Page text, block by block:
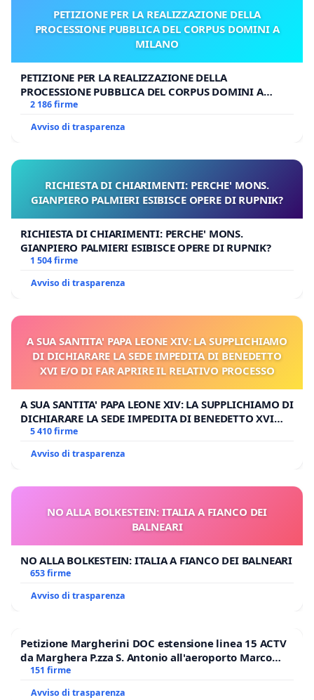
PETIZIONE PER LA REALIZZAZIONE DELLA
PROCESSIONE PUBBLICA DEL CORPUS DOMINI A
MILANO
PETIZIONE PER LA REALIZZAZIONE DELLA
PROCESSIONE PUBBLICA DEL CORPUS DOMINI A
MILANO
2 186 firme
Avviso di trasparenza
RICHIESTA DI CHIARIMENTI: PERCHE' MONS.
GIANPIERO PALMIERI ESIBISCE OPERE DI RUPNIK?
RICHIESTA DI CHIARIMENTI: PERCHE' MONS.
GIANPIERO PALMIERI ESIBISCE OPERE DI RUPNIK?
1 504 firme
Avviso di trasparenza
A SUA SANTITA' PAPA LEONE XIV: LA SUPPLICHIAMO
DI DICHIARARE LA SEDE IMPEDITA DI BENEDETTO
XVI E/O DI FAR APRIRE IL RELATIVO PROCESSO
A SUA SANTITA' PAPA LEONE XIV: LA SUPPLICHIAMO DI
DICHIARARE LA SEDE IMPEDITA DI BENEDETTO XVI
E/O DI FAR APRIRE IL RELATIVO PROCESSO
5 410 firme
Avviso di trasparenza
NO ALLA BOLKESTEIN: ITALIA A FIANCO DEI
BALNEARI
NO ALLA BOLKESTEIN: ITALIA A FIANCO DEI BALNEARI
653 firme
Avviso di trasparenza
Petizione Margherini DOC estensione linea 15 ACTV
da Marghera P.zza S. Antonio all'aeroporto Marco
Polo tariffa a € 1,50
151 firme
Avviso di trasparenza